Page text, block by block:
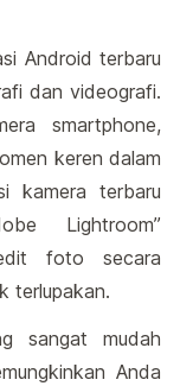
Android terbaru
dan videografi.
smartphone,
keren dalam
kamera terbaru
Lightroom”
foto secara
terlupakan.
sangat mudah
Anda